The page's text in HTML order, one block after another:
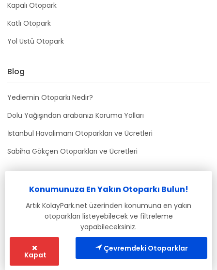
Kapalı Otopark
Katlı Otopark
Yol Üstü Otopark
Blog
Yediemin Otoparkı Nedir?
Dolu Yağışından arabanızı Koruma Yolları
İstanbul Havalimanı Otoparkları ve Ücretleri
Sabiha Gökçen Otoparkları ve Ücretleri
© 2019-2021 Tüm Hakları Saklıdır
Konumunuza En Yakın Otoparkı Bulun!
Artık KolayPark.net üzerinden konumuna en yakın
otoparkları listeyebilecek ve filtreleme
yapabileceksiniz.
Kapat
Çevremdeki Otoparklar